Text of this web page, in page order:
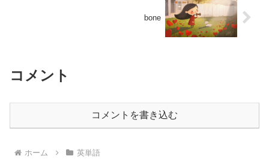
bone
コメント
コメントを書き込む
ホーム 英単語